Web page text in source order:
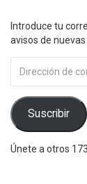
Introduce tu
avisos de nuevas
de
correo
electrónico
Suscribir
Únete a otros